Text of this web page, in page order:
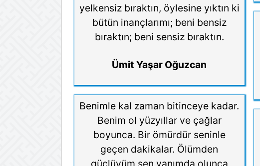
yelkensiz bıraktın, öylesine yıktın ki
bütün inançlarımı; beni bensiz
bıraktın; beni sensiz bıraktın.
Ümit Yaşar Oğuzcan
Benimle kal zaman bitinceye kadar.
Benim ol yüzyıllar ve çağlar
boyunca. Bir ömürdür seninle
geçen dakikalar. Ölümden
güçlüyüm sen yanımda olunca